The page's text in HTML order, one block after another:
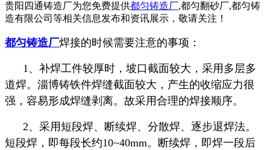
贵阳四通铸造厂为您免费提供都匀铸造厂,都匀翻砂厂,都匀铸
造有限公司等相关信息发布和资讯展示，敬请关注！
都匀铸造厂焊接的时候需要注意的事项：
1、补焊工件较厚时，坡口截面较大，采用多层多
道焊。淄博铸铁件焊缝截面较大，产生的收缩应力很
强，容易形成焊缝剥离。故采用合理的焊接顺序。
2、采用短段焊、断续焊、分散焊、逐步退焊法。
短段焊，即每段长约10~40mm。断续焊，即焊一段后